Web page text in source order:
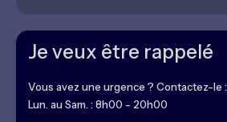
Je veux être rappelé
Vous avez une urgence ? Contactez-le :
Lun. au Sam. : 8h00 - 20h00